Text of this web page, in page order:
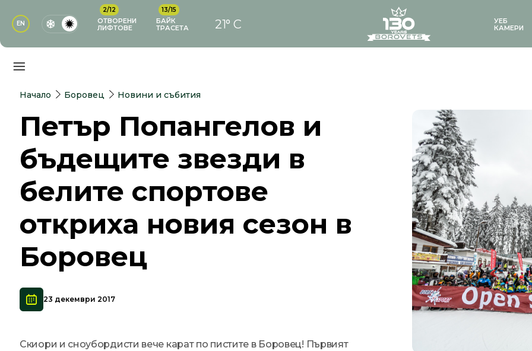
EN
2/12
ОТВОРЕНИ
ЛИФТОВЕ
13/15
БАЙК
ТРАСЕТА
21° C
УЕБ
КАМЕРИ
Начало Боровец Новини и събития
Петър Попангелов и
бъдещите звезди в
белите спортове
откриха новия сезон в
Боровец
23 декември 2017
Скиори и сноубордисти вече карат по пистите в Боровец! Първият